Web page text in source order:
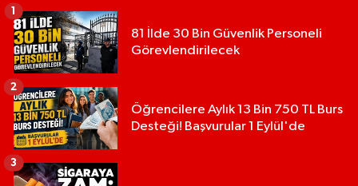
81 İlde 30 Bin Güvenlik Personeli
Görevlendirilecek
1
Öğrencilere Aylık 13 Bin 750 TL Burs
Desteği! Başvurular 1 Eylül'de
2
3